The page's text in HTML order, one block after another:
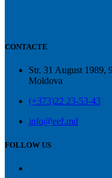
CONTACTE
Str. 31 August 1989,
Moldova
(+373)22 23-53-43
info@eef.md
FOLLOW US